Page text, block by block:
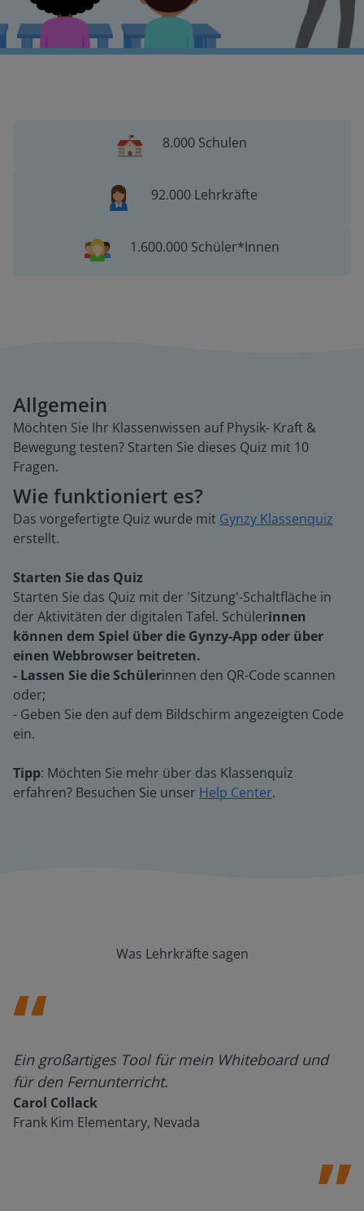
8.000 Schulen
92.000 Lehrkräfte
1.600.000 Schüler*Innen
Allgemein
Möchten Sie Ihr Klassenwissen auf Physik- Kraft &
Bewegung testen? Starten Sie dieses Quiz mit 10
Fragen.
Wie funktioniert es?
Das vorgefertigte Quiz wurde mit Gynzy Klassenquiz
erstellt.
Starten Sie das Quiz
Starten Sie das Quiz mit der 'Sitzung'-Schaltfläche in
der Aktivitäten der digitalen Tafel. Schülerinnen
können dem Spiel über die Gynzy-App oder über
einen Webbrowser beitreten.
- Lassen Sie die Schülerinnen den QR-Code scannen
oder;
- Geben Sie den auf dem Bildschirm angezeigten Code
ein.
Tipp: Möchten Sie mehr über das Klassenquiz
erfahren? Besuchen Sie unser Help Center.
Was Lehrkräfte sagen
Ein großartiges Tool für mein Whiteboard und
für den Fernunterricht.
Carol Collack
Frank Kim Elementary, Nevada